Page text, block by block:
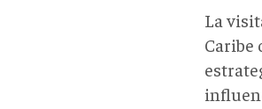
La
Caribe